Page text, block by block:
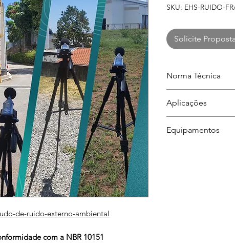
de-ruido-externo-ambiental
com a NBR 10151
SKU: EHS-RUIDO-
Solicite
Norma Técnica
Aplicações
vizinhança e
Equipamentos